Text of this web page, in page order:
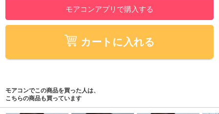
モアコンアプリで購入する
カートに入れる
モアコンでこの商品を買った人は、
こちらの商品も買っています